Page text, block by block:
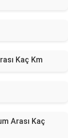
Kaç Km
Arası Kaç